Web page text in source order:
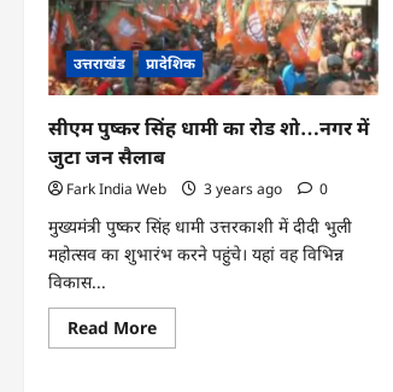
उत्तराखंड प्रादेशिक
सीएम पुष्कर सिंह धामी का रोड शो…नगर में
जुटा जन सैलाब
Fark India Web 3 years ago 0
मुख्यमंत्री पुष्कर सिंह धामी उत्तरकाशी में दीदी भुली
महोत्सव का शुभारंभ करने पहुंचे। यहां वह विभिन्न
विकास...
Read MoreRead
more